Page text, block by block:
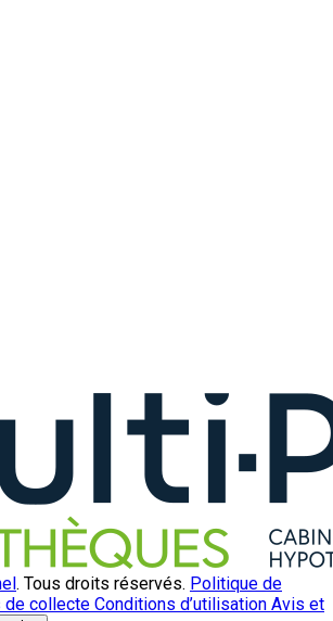
. Tous droits réservés. Politique de
de collecte Conditions d’utilisation Avis et